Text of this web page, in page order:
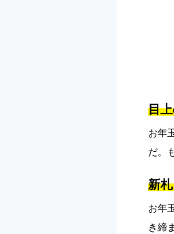
目
お年
だ。
新
お年
き締